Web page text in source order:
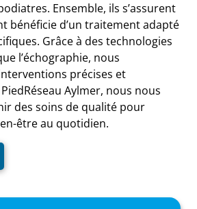
Ensemble, ils s’assurent
bénéficie d’un traitement adapté
Grâce à des technologies
l’échographie, nous
précises et
Aylmer, nous nous
des soins de qualité pour
être au quotidien.